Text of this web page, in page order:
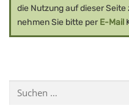
die Nutzung auf dieser
nehmen Sie bitte per E-Mail
nach: